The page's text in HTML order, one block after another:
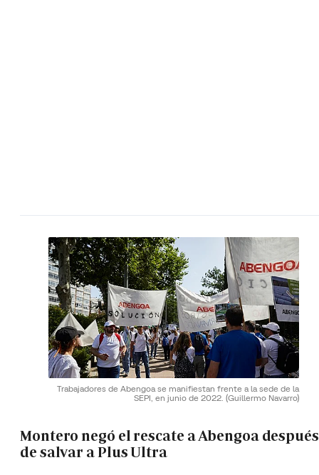
Trabajadores de Abengoa se manifiestan frente a la sede de la
SEPI, en junio de 2022. (Guillermo Navarro)
Montero negó el rescate a Abengoa después
de salvar a Plus Ultra